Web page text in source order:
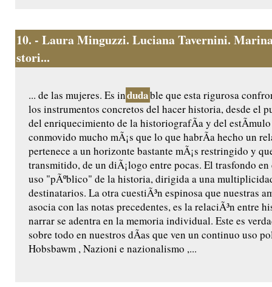
10. - Laura Minguzzi. Luciana Tavernini.
stori...
... de las mujeres. Es indudable que esta rigurosa
los instrumentos concretos del hacer historia, desde el
del enriquecimiento de la historiografÃ­a y del estÃ­mulo
conmovido mucho mÃ¡s que lo que habrÃ­a hecho un
pertenece a un horizonte bastante mÃ¡s restringido y
transmitido, de un diÃ¡logo entre pocas. El trasfondo
uso "pÃºblico" de la historia, dirigida a una
destinatarios. La otra cuestiÃ³n espinosa que nuestras
asocia con las notas precedentes, es la relaciÃ³n entre
narrar se adentra en la memoria individual. Este es
sobre todo en nuestros dÃ­as que ven un continuo uso
Hobsbawm , Nazioni e nazionalismo ,...